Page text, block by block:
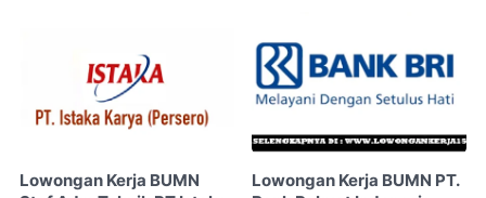
Lowongan Kerja BUMN
Lowongan Kerja BUMN PT.